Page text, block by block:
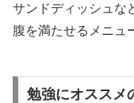
サンドディッシュな
腹を満たせるメニ
勉強にオススメ